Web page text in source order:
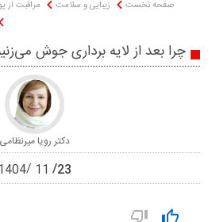
صفحه نخست زیبایی و سلامت مراقبت از
چرا بعد از لایه ‌برداری جوش
دکتر رویا میرنظامی
23
11